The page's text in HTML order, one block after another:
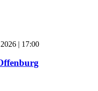
| 17:00